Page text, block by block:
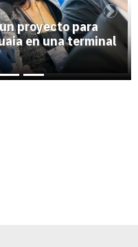
proyecto para
en una terminal
Next